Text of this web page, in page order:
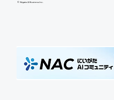
©︎ Niigata AI Business Inc.